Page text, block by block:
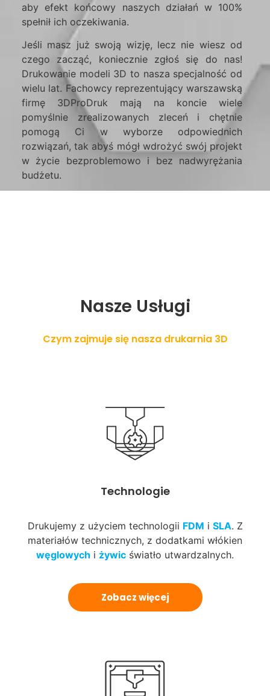
aby efekt końcowy naszych działań w 100%
spełnił ich oczekiwania.
Jeśli masz już swoją wizję, lecz nie wiesz od
czego zacząć, koniecznie zgłoś się do nas!
Drukowanie modeli 3D to nasza specjalność od
wielu lat. Fachowcy reprezentujący warszawską
firmę 3DProDruk mają na koncie wiele
pomyślnie zrealizowanych zleceń i chętnie
pomogą Ci w wyborze odpowiednich
rozwiązań, tak abyś mógł wdrożyć swój projekt
w życie bezproblemowo i bez nadwyrężania
budżetu.
Nasze Usługi
Czym zajmuje się nasza drukarnia 3D
Technologie
Drukujemy z użyciem technologii FDM i SLA. Z
materiałów technicznych, z dodatkami włókien
węglowych i żywic światło utwardzalnych.
Zobacz więcej